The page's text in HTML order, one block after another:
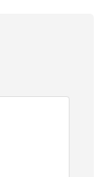
, 누가 영상이